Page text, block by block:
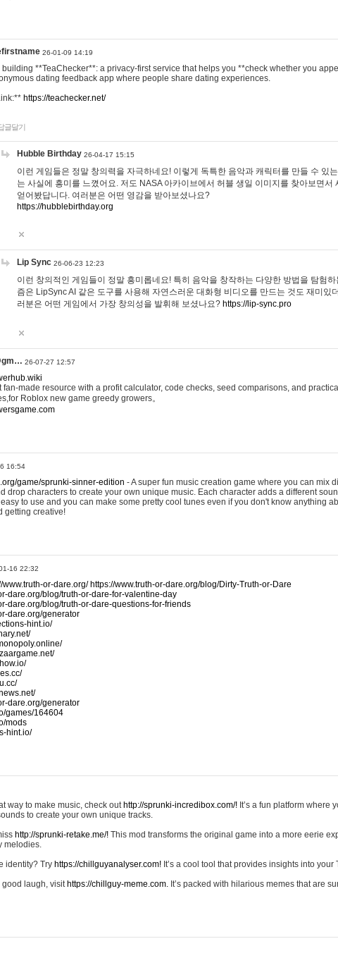
26-01-09 14:19
building **TeaChecker**: a privacy-first service that helps you **check whether you
dating feedback app where people share dating experiences.
https://teachecker.net/
글달기
Hubble Birthday 26-04-17 15:15
이런 게임들은 정말 창의력을 자극하네요! 이렇게 독특한 음악과 캐릭터를 만들 수 있
는 사실에 흥미를 느꼈어요. 저도 NASA 아카이브에서 허블 생일 이미지를 찾아보면서
얻어봤답니다. 여러분은 어떤 영감을 받아보셨나요?
https://hubblebirthday.org
Lip Sync 26-06-23 12:23
이런 창의적인 게임들이 정말 흥미롭네요! 특히 음악을 창작하는 다양한 방법을 탐험하
즘은 LipSync AI 같은 도구를 사용해 자연스러운 대화형 비디오를 만드는 것도 재미있
러분은 어떤 게임에서 가장 창의성을 발휘해 보셨나요? https://lip-sync.pro
26-07-27 12:57
made resource with a profit calculator, code checks, seed comparisons, and
Roblox new game greedy growers。
16:54
game/sprunki-sinner-edition - A super fun music creation game where you can mix
drop characters to create your own unique music. Each character adds a different
to use and you can make some pretty cool tunes even if you don't know anything
getting creative!
16 22:32
www.truth-or-dare.org/ https://www.truth-or-dare.org/blog/Dirty-Truth-or-Dare
dare.org/blog/truth-or-dare-for-valentine-day
dare.org/blog/truth-or-dare-questions-for-friends
dare.org/generator
hint.io/
dare.org/generator
games/164604
mods
hint.io/
way to make music, check out http://sprunki-incredibox.com/! It’s a fun platform where
to create your own unique tracks.
http://sprunki-retake.me/! This mod transforms the original game into a more eerie
melodies.
identity? Try https://chillguyanalyser.com! It’s a cool tool that provides insights into your
good laugh, visit https://chillguy-meme.com. It’s packed with hilarious memes that are